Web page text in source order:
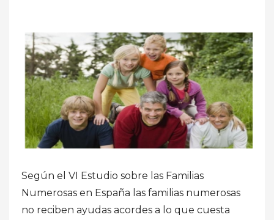
Según el VI Estudio sobre las Familias
Numerosas en España las familias numerosas
no reciben ayudas acordes a lo que cuesta